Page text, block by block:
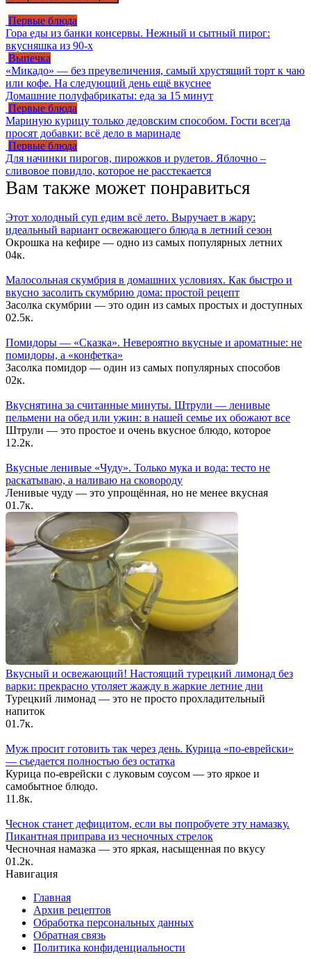
Первые блюда
Гора еды из банки консервы. Нежный и сытный пирог:
вкусняшка из 90-х
Выпечка
«Микадо» — без преувеличения, самый хрустящий торт к чаю
или кофе. На следующий день ещё вкуснее
Домашние полуфабрикаты: еда за 15 минут
Первые блюда
Мариную курицу только дедовским способом. Гости всегда
просят добавки: всё дело в маринаде
Первые блюда
Для начинки пирогов, пирожков и рулетов. Яблочно –
сливовое повидло, которое не расстекается
Вам также может понравиться
Этот холодный суп едим всё лето. Выручает в жару:
идеальный вариант освежающего блюда в летний сезон
Окрошка на кефире — одно из самых популярных летних
04к.
Малосольная скумбрия в домашних условиях. Как быстро и
вкусно засолить скумбрию дома: простой рецепт
Засолка скумбрии — это один из самых простых и доступных
02.5к.
Помидоры — «Сказка». Невероятно вкусные и ароматные: не
помидоры, а «конфетка»
Засолка помидор — один из самых популярных способов
02к.
Вкуснятина за считанные минуты. Штрули — ленивые
пельмени на обед или ужин: в нашей семье их обожают все
Штрули — это простое и очень вкусное блюдо, которое
1 2.2к.
Вкусные ленивые «Чуду». Только мука и вода: тесто не
раскатываю, а наливаю на сковороду
Ленивые чуду — это упрощённая, но не менее вкусная
01.7к.
Вкусный и освежающий! Настоящий турецкий лимонад без
варки: прекрасно утоляет жажду в жаркие летние дни
Турецкий лимонад — это не просто прохладительный
напиток
01.7к.
Муж просит готовить так через день. Курица «по-еврейски»
— съедается полностью без остатка
Курица по-еврейски с луковым соусом — это яркое и
самобытное блюдо.
11.8к.
Чеснок станет дефицитом, если вы попробуете эту намазку.
Пикантная приправа из чесночных стрелок
Чесночная намазка — это яркая, насыщенная по вкусу
01.2к.
Навигация
Главная
Архив рецептов
Обработка персональных данных
Обратная связь
Политика конфиденциальности